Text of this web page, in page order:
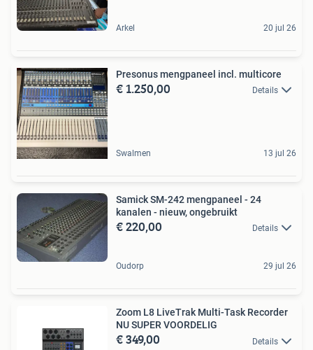
Arkel 20 jul 26
Presonus mengpaneel incl. multicore
€ 1.250,00 Details
Swalmen 13 jul 26
Samick SM-242 mengpaneel - 24
kanalen - nieuw, ongebruikt
€ 220,00 Details
Oudorp 29 jul 26
Zoom L8 LiveTrak Multi-Task Recorder
NU SUPER VOORDELIG
€ 349,00 Details